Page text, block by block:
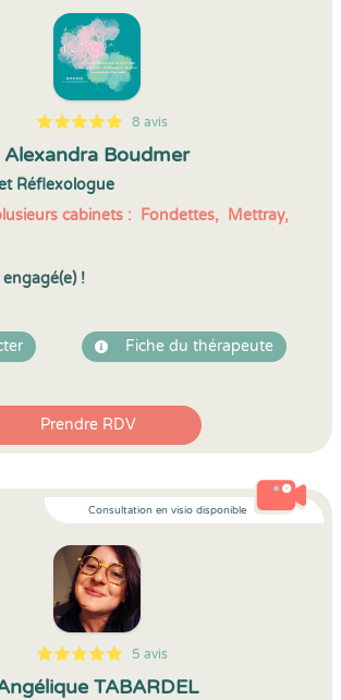
5
1
5
8 8 avis
Alexandra Boudmer
Réflexologue
cabinets : Fondettes, Mettray,
!
Fiche du thérapeute
Prendre RDV
Consultation en visio disponible
5
1
5
5 5 avis
TABARDEL